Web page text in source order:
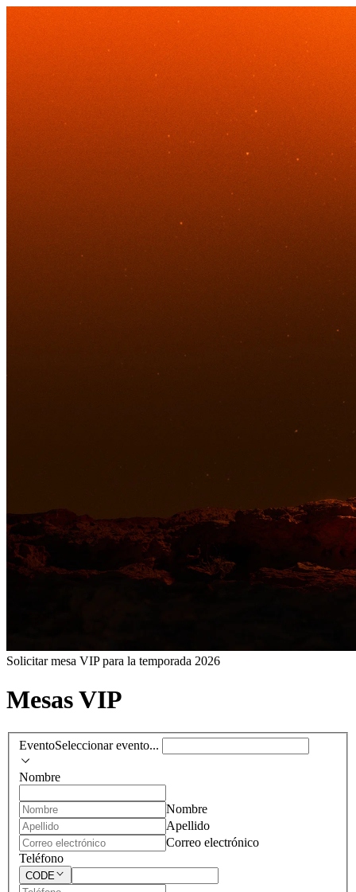
Solicitar mesa VIP para la temporada 2026
Mesas VIP
EventoSeleccionar evento...
Nombre
Nombre
Apellido
Correo electrónico
Teléfono
CODE